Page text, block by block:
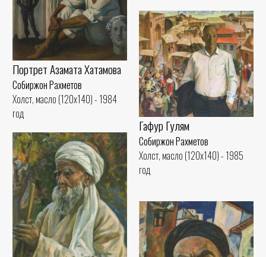
Портрет Азамата Хатамова
Собиржон Рахметов
Холст, масло (120x140) - 1984
год
Гафур Гулям
Собиржон Рахметов
Холст, масло (120x140) - 1985
год